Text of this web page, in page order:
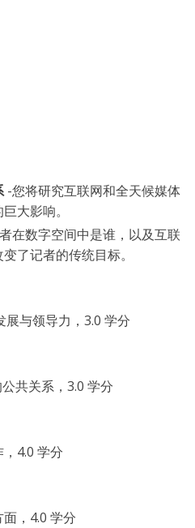
-您将研究互联网和全天候媒体
大影响。
在数字空间中是谁，以及互联
了记者的传统目标。
与领导力，3.0 学分
共关系，3.0 学分
4.0 学分
，4.0 学分